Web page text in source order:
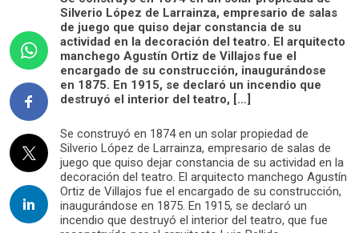
Silverio López de Larrainza, empresario de salas
de juego que quiso dejar constancia de su
actividad en la decoración del teatro. El arquitecto
manchego Agustín Ortiz de Villajos fue el
encargado de su construcción, inaugurándose
en 1875. En 1915, se declaró un incendio que
destruyó el interior del teatro, […]
Se construyó en 1874 en un solar propiedad de
Silverio López de Larrainza, empresario de salas de
juego que quiso dejar constancia de su actividad en la
decoración del teatro. El arquitecto manchego Agustín
Ortiz de Villajos fue el encargado de su construcción,
inaugurándose en 1875. En 1915, se declaró un
incendio que destruyó el interior del teatro, que fue